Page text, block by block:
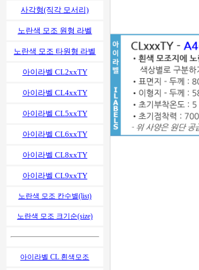
사각형(직각 모서리)
노란색 모조 원형 라벨
노란색 모조 타원형 라벨
아이라벨 CL2xxTY
아이라벨 CL4xxTY
아이라벨 CL5xxTY
아이라벨 CL6xxTY
아이라벨 CL8xxTY
아이라벨 CL9xxTY
노란색 모조 칸수별(list)
노란색 모조 크기순(size)
아이라벨 CL 흰색모조